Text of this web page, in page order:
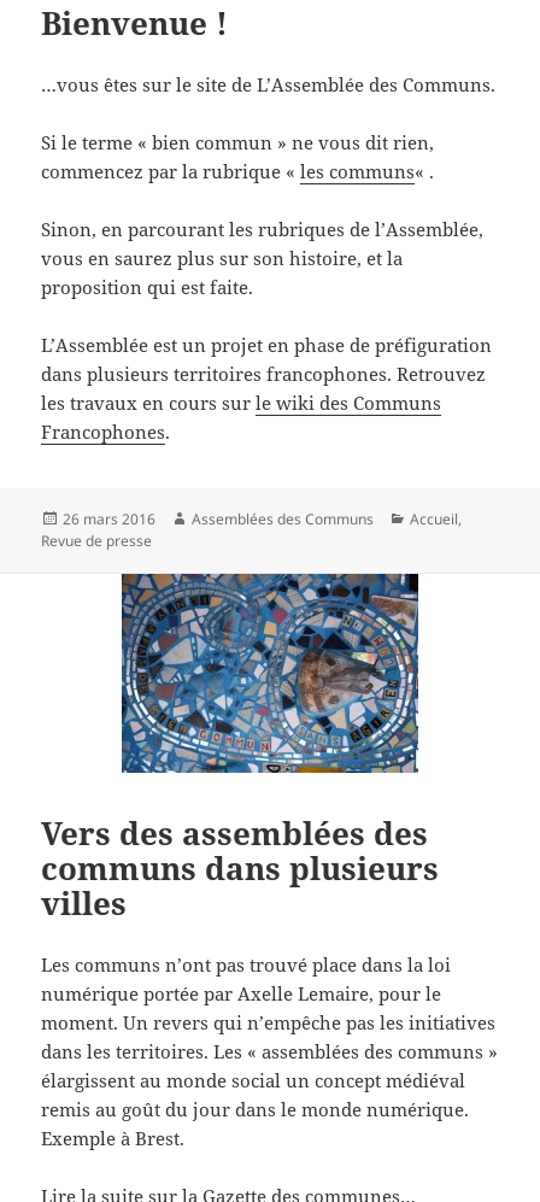
Bienvenue !
…vous êtes sur le site de L’Assemblée des Communs.
Si le terme « bien commun » ne vous dit rien,
commencez par la rubrique «les communs« .
Sinon, en parcourant les rubriques de l’Assemblée,
vous en saurez plus sur son histoire, et la
proposition qui est faite.
L’Assemblée est un projet en phase de préfiguration
dans plusieurs territoires francophones. Retrouvez
les travaux en cours surle wiki des Communs
Francophones.
Publié
le
26 mars 2016 Auteur
Assemblées des Communs Catégories
Accueil,
Revue de presse
Vers des assemblées des
communs dans plusieurs
villes
Les communs n’ont pas trouvé place dans la loi
numérique portée par Axelle Lemaire, pour le
moment. Un revers qui n’empêche pas les initiatives
dans les territoires. Les « assemblées des communs »
élargissent au monde social un concept médiéval
remis au goût du jour dans le monde numérique.
Exemple à Brest.
Lire la suite sur la Gazette des communes…